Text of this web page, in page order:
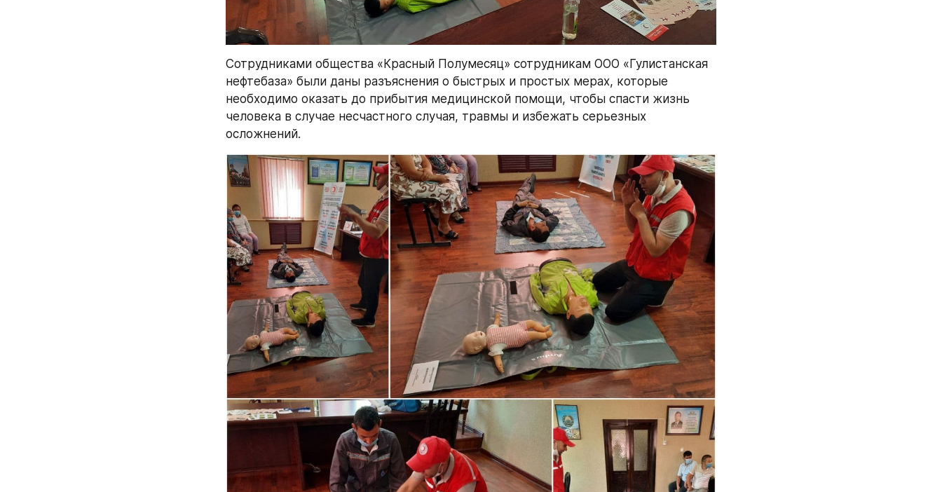
Сотрудниками общества «Красный Полумесяц» сотрудникам ООО «Гулистанская
нефтебаза» были даны разъяснения о быстрых и простых мерах, которые
необходимо оказать до прибытия медицинской помощи, чтобы спасти жизнь
человека в случае несчастного случая, травмы и избежать серьезных
осложнений.